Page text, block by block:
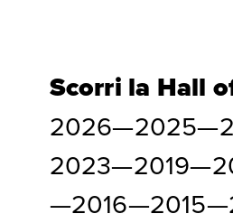
Scorri la Hall
2026—2025—
2023—2019—
—2016—2015—